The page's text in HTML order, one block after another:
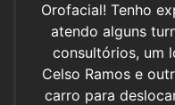
Orofacial! Tenho
atendo alguns
consultórios, um
Celso Ramos e
carro para